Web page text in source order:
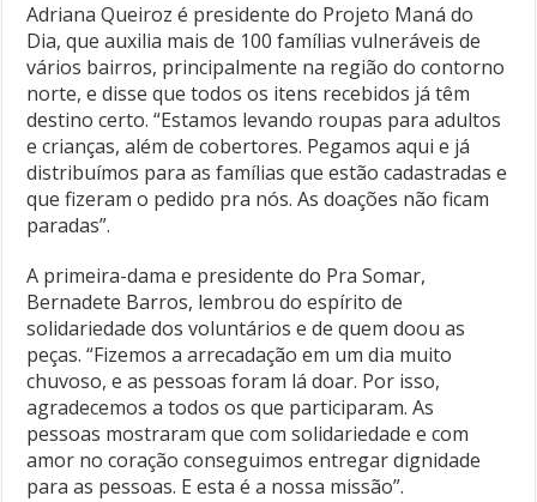
Adriana Queiroz é presidente do Projeto Maná do
Dia, que auxilia mais de 100 famílias vulneráveis de
vários bairros, principalmente na região do contorno
norte, e disse que todos os itens recebidos já têm
destino certo. “Estamos levando roupas para adultos
e crianças, além de cobertores. Pegamos aqui e já
distribuímos para as famílias que estão cadastradas e
que fizeram o pedido pra nós. As doações não ficam
paradas”.
A primeira-dama e presidente do Pra Somar,
Bernadete Barros, lembrou do espírito de
solidariedade dos voluntários e de quem doou as
peças. “Fizemos a arrecadação em um dia muito
chuvoso, e as pessoas foram lá doar. Por isso,
agradecemos a todos os que participaram. As
pessoas mostraram que com solidariedade e com
amor no coração conseguimos entregar dignidade
para as pessoas. E esta é a nossa missão”.